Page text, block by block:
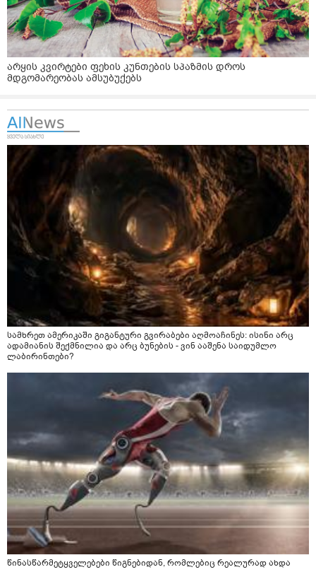
არყის კვირტები ფეხის კუნთების სპაზმის დროს
მდგომარეობას ამსუბუქებს
სამხრეთ ამერიკაში გიგანტური გვირაბები აღმოაჩინეს: ისინი არც
ადამიანის შექმნილია და არც ბუნების - ვინ ააშენა საიდუმლო
ლაბირინთები?
წინასწარმეტყველებები წიგნებიდან, რომლებიც რეალურად ახდა